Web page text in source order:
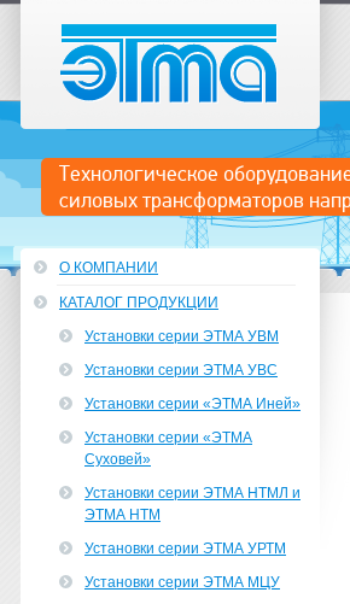
Технологическое
силовых трансформаторов
О КОМПАНИИ
КАТАЛОГ ПРОДУКЦИИ
Установки серии ЭТМА УВМ
Установки серии ЭТМА УВС
Установки серии «ЭТМА Иней»
Установки серии «ЭТМА
Суховей»
Установки серии ЭТМА НТМЛ и
ЭТМА НТМ
Установки серии ЭТМА УРТМ
Установки серии ЭТМА МЦУ